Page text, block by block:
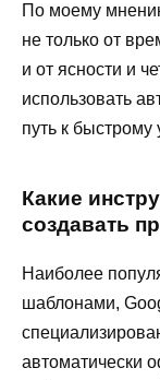
По моему
не только от
и от ясности и
использовать
путь к быстрому
Какие
создавать
Наиболее
шаблонами,
автоматически